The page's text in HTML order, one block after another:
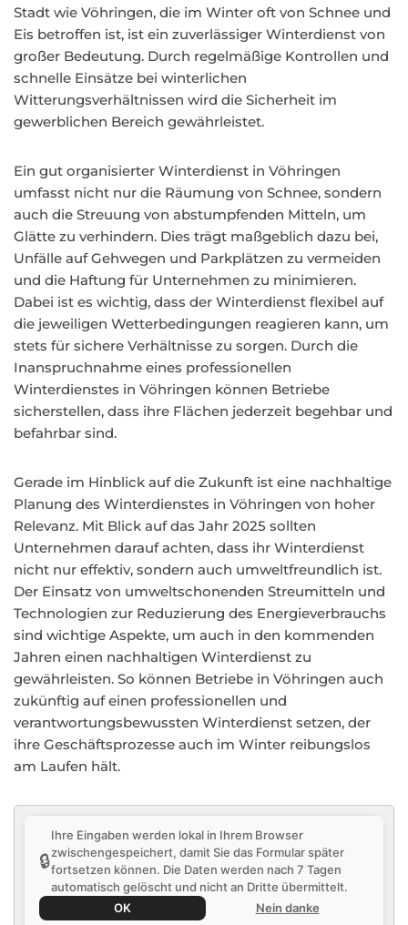
Stadt wie Vöhringen, die im Winter oft von Schnee und
Eis betroffen ist, ist ein zuverlässiger Winterdienst von
großer Bedeutung. Durch regelmäßige Kontrollen und
schnelle Einsätze bei winterlichen
Witterungsverhältnissen wird die Sicherheit im
gewerblichen Bereich gewährleistet.
Ein gut organisierter Winterdienst in Vöhringen
umfasst nicht nur die Räumung von Schnee, sondern
auch die Streuung von abstumpfenden Mitteln, um
Glätte zu verhindern. Dies trägt maßgeblich dazu bei,
Unfälle auf Gehwegen und Parkplätzen zu vermeiden
und die Haftung für Unternehmen zu minimieren.
Dabei ist es wichtig, dass der Winterdienst flexibel auf
die jeweiligen Wetterbedingungen reagieren kann, um
stets für sichere Verhältnisse zu sorgen. Durch die
Inanspruchnahme eines professionellen
Winterdienstes in Vöhringen können Betriebe
sicherstellen, dass ihre Flächen jederzeit begehbar und
befahrbar sind.
Gerade im Hinblick auf die Zukunft ist eine nachhaltige
Planung des Winterdienstes in Vöhringen von hoher
Relevanz. Mit Blick auf das Jahr 2025 sollten
Unternehmen darauf achten, dass ihr Winterdienst
nicht nur effektiv, sondern auch umweltfreundlich ist.
Der Einsatz von umweltschonenden Streumitteln und
Technologien zur Reduzierung des Energieverbrauchs
sind wichtige Aspekte, um auch in den kommenden
Jahren einen nachhaltigen Winterdienst zu
gewährleisten. So können Betriebe in Vöhringen auch
zukünftig auf einen professionellen und
verantwortungsbewussten Winterdienst setzen, der
ihre Geschäftsprozesse auch im Winter reibungslos
am Laufen hält.
🔒
Ihre Eingaben werden lokal in Ihrem Browser
zwischengespeichert, damit Sie das Formular später
fortsetzen können. Die Daten werden nach 7 Tagen
automatisch gelöscht und nicht an Dritte übermittelt.
OK
Nein danke